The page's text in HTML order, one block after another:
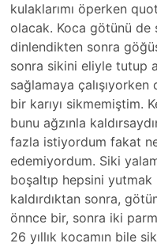
kulaklarımı öperken
olacak. Koca götünü de
dinlendikten sonra
sonra sikini eliyle tutup
sağlamaya çalışıyorken
bir karıyı sikmemiştim.
bunu ağzınla
fazla istiyordum fakat
edemiyordum. Sik­i
boşaltıp hepsini
kaldırdıktan sonra,
önnce bir, sonra iki
26 yıllık kocamın bile